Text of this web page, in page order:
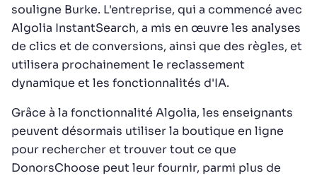
souligne Burke. L'entreprise, qui a commencé avec
Algolia InstantSearch, a mis en œuvre les analyses
de clics et de conversions, ainsi que des règles, et
utilisera prochainement le reclassement
dynamique et les fonctionnalités d'IA.
Grâce à la fonctionnalité Algolia, les enseignants
peuvent désormais utiliser la boutique en ligne
pour rechercher et trouver tout ce que
DonorsChoose peut leur fournir, parmi plus de